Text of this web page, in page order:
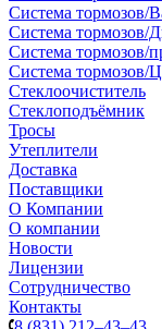
Система тормозов/
Система тормозов/
Система тормозов/
Система тормозов/
Стеклоочиститель
Стеклоподъёмник
Тросы
Утеплители
Доставка
Поставщики
О Компании
О компании
Новости
Лицензии
Сотрудничество
Контакты